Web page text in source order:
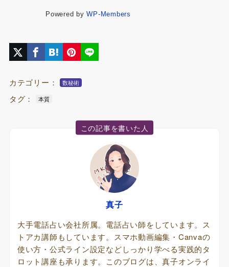
Powered byWP-Members
カテゴリー： 数秘術
タグ： 本質
この記事を書いた人
真子
大手電話占い会社所属。電話占い師をしています。ス
トアカ講師もしています。スマホ動画編集・Canvaの
使い方・公式ライン設定などしっかり学べる実践的タ
ロット講座も承ります。このブログは、真子オンライ